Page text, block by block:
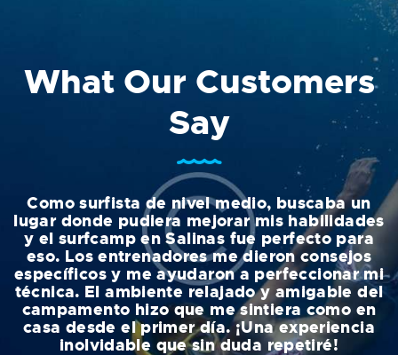
What Our Customers
Say
Como surfista de nivel medio, buscaba un
lugar donde pudiera mejorar mis habilidades
y el surfcamp en Salinas fue perfecto para
eso. Los entrenadores me dieron consejos
específicos y me ayudaron a perfeccionar mi
técnica. El ambiente relajado y amigable del
campamento hizo que me sintiera como en
casa desde el primer día. ¡Una experiencia
inolvidable que sin duda repetiré!